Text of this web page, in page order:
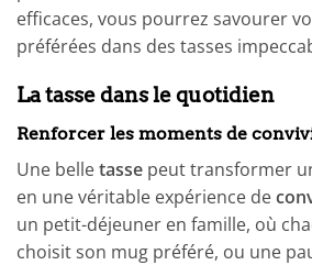
efficaces, vous pourrez savourer
préférées dans des tasses
La tasse dans le quotidien
Renforcer les moments de
Une belletasse peut transformer
en une véritable expérience de
un petit-déjeuner en famille, où
choisit son mug préféré, ou une